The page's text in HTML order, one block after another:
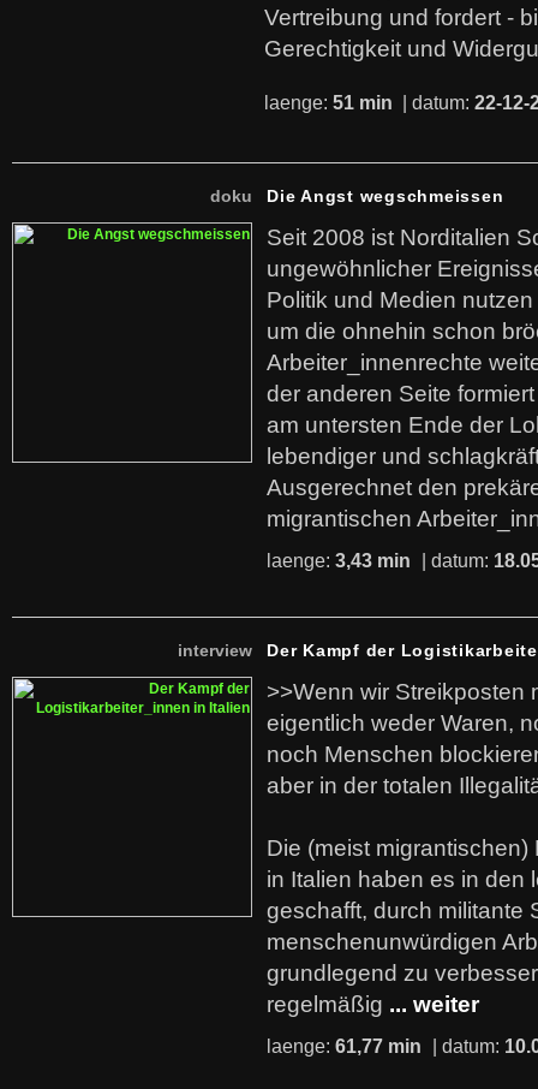
Vertreibung und fordert -
Gerechtigkeit und
laenge: 51 min | datum: 22-12-
doku Die Angst wegschmeissen
Seit 2008 ist Norditalien
ungewöhnlicher
Politik und Medien
um die ohnehin schon
Arbeiter_innenrechte
der anderen Seite
am untersten Ende der
lebendiger und
Ausgerechnet den
migrantischen
laenge: 3,43 min | datum:
interview Der Kampf der
>>Wenn wir Streikposten
eigentlich weder Waren,
noch Menschen
aber in der totalen
Die (meist
in Italien haben es in den
geschafft, durch militante
menschenunwürdigen
grundlegend zu
regelmäßig ... weiter
laenge: 61,77 min | datum: